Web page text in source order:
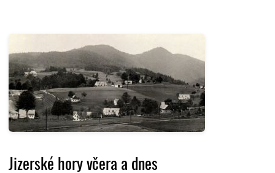
Jizerské hory včera a dnes